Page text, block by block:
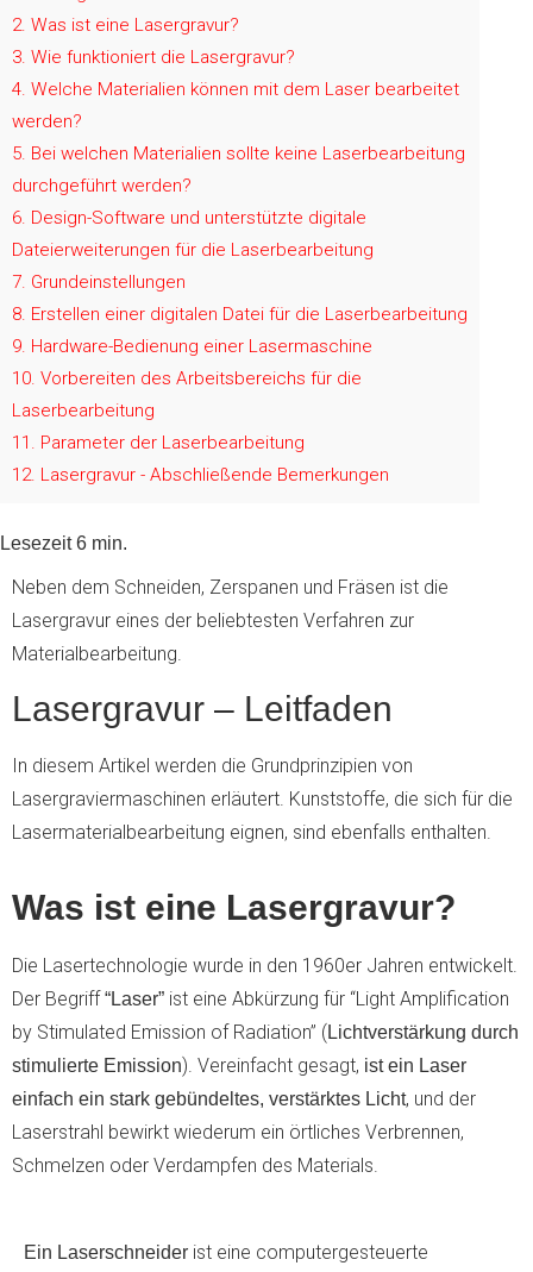
2 Was ist eine Lasergravur?
3 Wie funktioniert die Lasergravur?
4 Welche Materialien können mit dem Laser bearbeitet
werden?
5 Bei welchen Materialien sollte keine Laserbearbeitung
durchgeführt werden?
6 Design-Software und unterstützte digitale
Dateierweiterungen für die Laserbearbeitung
7 Grundeinstellungen
8 Erstellen einer digitalen Datei für die Laserbearbeitung
9 Hardware-Bedienung einer Lasermaschine
10 Vorbereiten des Arbeitsbereichs für die
Laserbearbeitung
11
Parameter der Laserbearbeitung
12 Lasergravur - Abschließende Bemerkungen
Lesezeit 6 min.
Neben dem Schneiden, Zerspanen und Fräsen ist die
Lasergravur eines der beliebtesten Verfahren zur
Materialbearbeitung.
Lasergravur – Leitfaden
In diesem Artikel werden die Grundprinzipien von
Lasergraviermaschinen erläutert. Kunststoffe, die sich für die
Lasermaterialbearbeitung eignen, sind ebenfalls enthalten.
Was ist eine Lasergravur?
Die Lasertechnologie wurde in den 1960er Jahren entwickelt.
Der Begriff “Laser” ist eine Abkürzung für “Light Amplification
by Stimulated Emission of Radiation” ( Lichtverstärkung durch
stimulierte Emission). Vereinfacht gesagt, ist ein Laser
einfach ein stark gebündeltes, verstärktes Licht, und der
Laserstrahl bewirkt wiederum ein örtliches Verbrennen,
Schmelzen oder Verdampfen des Materials.
Ein Laserschneider ist eine computergesteuerte